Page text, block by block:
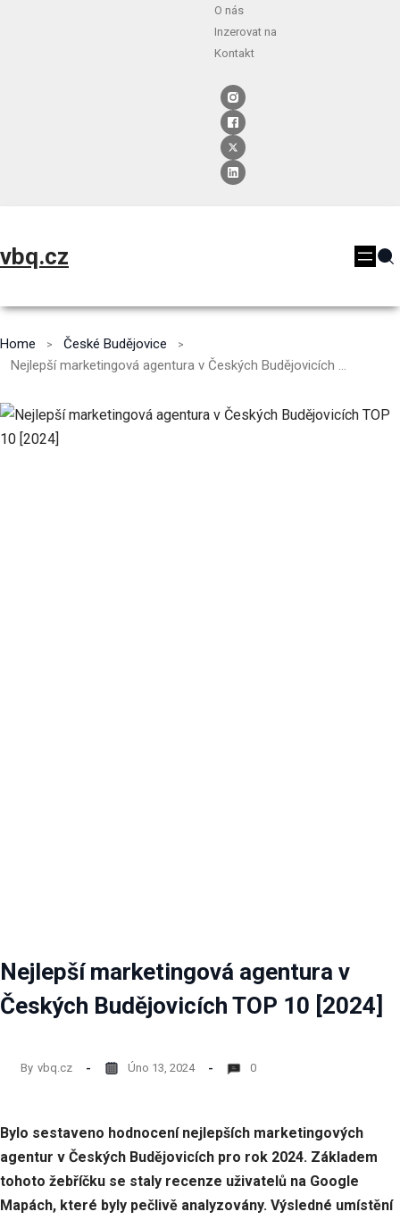
O nás
Inzerovat na
Kontakt
vbq.cz
Home
České Budějovice
Nejlepší marketingová agentura v Českých Budějovicích TOP 10 [2024]
Nejlepší marketingová agentura v
Českých Budějovicích TOP 10 [2024]
By vbq.cz Úno 13, 2024 0
Bylo sestaveno hodnocení nejlepších marketingových
agentur v Českých Budějovicích pro rok 2024. Základem
tohoto žebříčku se staly recenze uživatelů na Google
Mapách, které byly pečlivě analyzovány. Výsledné umístění